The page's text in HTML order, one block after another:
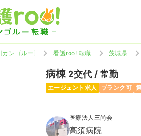
カンゴルー] 看護roo! 転職 茨城県
病棟 2交代 / 常勤
エージェント求人 ブランク可
医療法人三尚会
高須病院